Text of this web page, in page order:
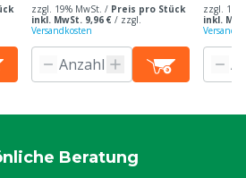
zzgl. 19% MwSt. / Preis pro Stück
inkl. MwSt. 9,96 € / zzgl.
Versandkosten
zzgl.
inkl.
Beratung